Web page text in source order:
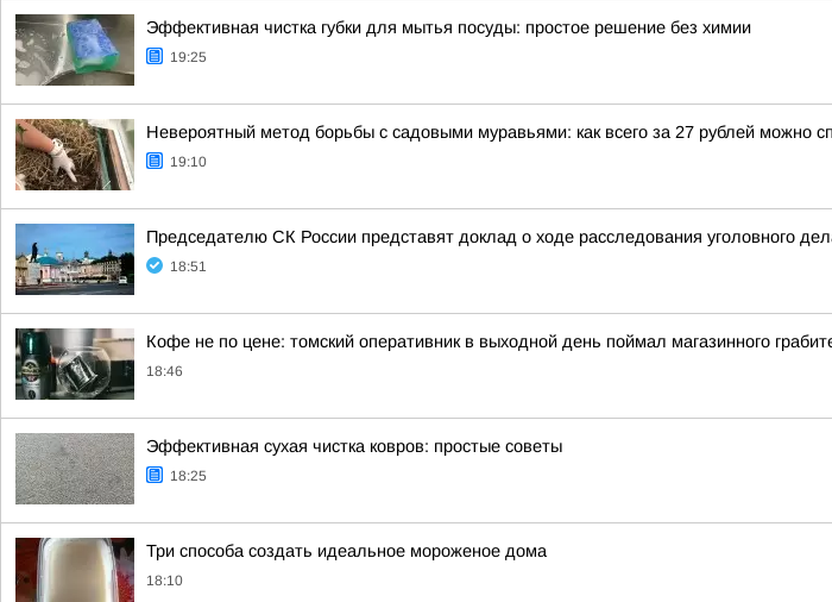
Эффективная чистка губки для мытья посуды: простое решение без химии
19:25
Невероятный метод борьбы с садовыми муравьями: как всего за 27 рублей можно
19:10
Председателю СК России представят доклад о ходе расследования уголовного
18:51
Кофе не по цене: томский оперативник в выходной день поймал магазинного
18:46
Эффективная сухая чистка ковров: простые советы
18:25
Три способа создать идеальное мороженое дома
18:10